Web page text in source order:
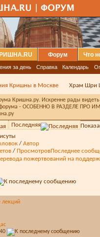
Форум
за день Справка Календарь
Что
Кришны в Москве Храм Шри
Кришна.ру. Искренне рады видеть
- ОСОБЕННО В РАЗДЕЛЕ ПРО
Последняя
/ Автор
/ ПросмотровПоследнее
пожертвований на
лекций